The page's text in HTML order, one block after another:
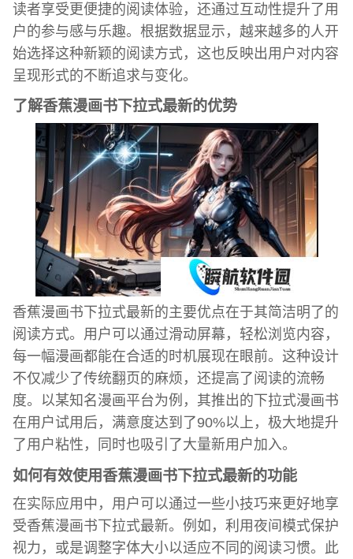
读者享受更便捷的阅读体验，还通过互动性提升了用
户的参与感与乐趣。根据数据显示，越来越多的人开
始选择这种新颖的阅读方式，这也反映出用户对内容
呈现形式的不断追求与变化。
了解香蕉漫画书下拉式最新的优势
香蕉漫画书下拉式最新的主要优点在于其简洁明了的
阅读方式。用户可以通过滑动屏幕，轻松浏览内容，
每一幅漫画都能在合适的时机展现在眼前。这种设计
不仅减少了传统翻页的麻烦，还提高了阅读的流畅
度。以某知名漫画平台为例，其推出的下拉式漫画书
在用户试用后，满意度达到了90%以上，极大地提升
了用户粘性，同时也吸引了大量新用户加入。
如何有效使用香蕉漫画书下拉式最新的功能
在实际应用中，用户可以通过一些小技巧来更好地享
受香蕉漫画书下拉式最新。例如，利用夜间模式保护
视力，或是调整字体大小以适应不同的阅读习惯。此